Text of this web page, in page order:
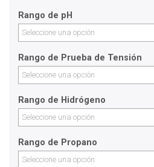
Rango de pH
Seleccione una opción
Rango de Prueba de Tensión
Seleccione una opción
Rango de Hidrógeno
Seleccione una opción
Rango de Propano
Seleccione una opción